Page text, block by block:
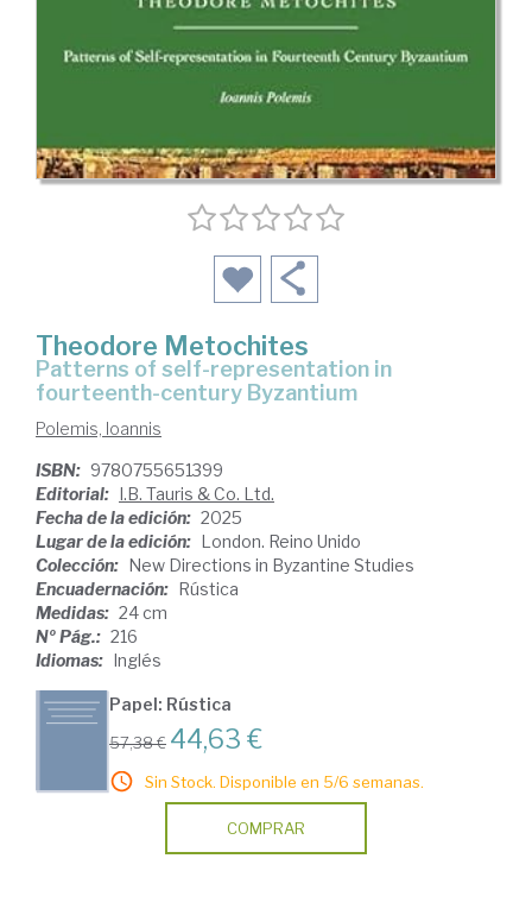
Theodore Metochites
patterns of self-representation in
fourteenth-century Byzantium
Polemis, Ioannis
ISBN: 9780755651399
Editorial: I.B. Tauris & Co. Ltd.
Fecha de la edición: 2025
Lugar de la edición: London. Reino Unido
Colección: New Directions in Byzantine Studies
Encuadernación: Rústica
Medidas: 24 cm
Nº Pág.: 216
Idiomas: Inglés
Papel: Rústica
57,38 € 44,63 €
Sin Stock. Disponible en 5/6 semanas.
COMPRAR